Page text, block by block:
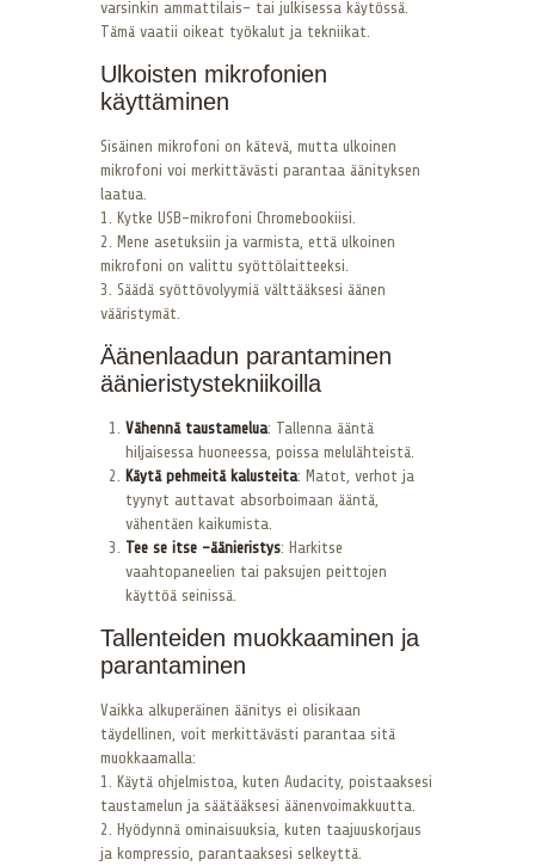
varsinkin ammattilais- tai julkisessa käytössä.
Tämä vaatii oikeat työkalut ja tekniikat.
Ulkoisten mikrofonien
käyttäminen
Sisäinen mikrofoni on kätevä, mutta ulkoinen
mikrofoni voi merkittävästi parantaa äänityksen
laatua.
1. Kytke USB-mikrofoni Chromebookiisi.
2. Mene asetuksiin ja varmista, että ulkoinen
mikrofoni on valittu syöttölaitteeksi.
3. Säädä syöttövolyymiä välttääksesi äänen
vääristymät.
Äänenlaadun parantaminen
äänieristystekniikoilla
Vähennä taustamelua: Tallenna ääntä
hiljaisessa huoneessa, poissa melulähteistä.
Käytä pehmeitä kalusteita: Matot, verhot ja
tyynyt auttavat absorboimaan ääntä,
vähentäen kaikumista.
Tee se itse -äänieristys: Harkitse
vaahtopaneelien tai paksujen peittojen
käyttöä seinissä.
Tallenteiden muokkaaminen ja
parantaminen
Vaikka alkuperäinen äänitys ei olisikaan
täydellinen, voit merkittävästi parantaa sitä
muokkaamalla:
1. Käytä ohjelmistoa, kuten Audacity, poistaaksesi
taustamelun ja säätääksesi äänenvoimakkuutta.
2. Hyödynnä ominaisuuksia, kuten taajuuskorjaus
ja kompressio, parantaaksesi selkeyttä.